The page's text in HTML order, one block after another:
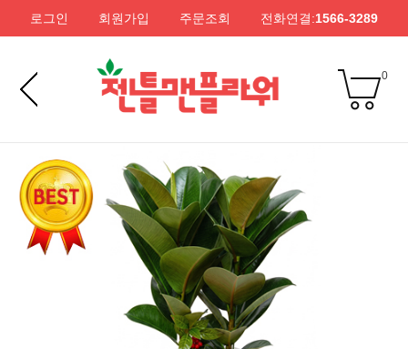
로그인 회원가입 주문조회 전화연결:1566-3289
0